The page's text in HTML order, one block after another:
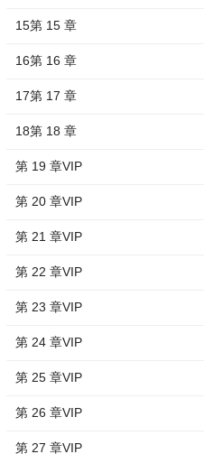
15第 15 章
16第 16 章
17第 17 章
18第 18 章
第 19 章VIP
第 20 章VIP
第 21 章VIP
第 22 章VIP
第 23 章VIP
第 24 章VIP
第 25 章VIP
第 26 章VIP
第 27 章VIP